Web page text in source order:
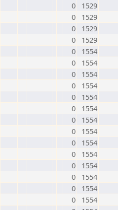
0
1529
0
1529
0
1529
0
1529
0
1554
0
1554
0
1554
0
1554
0
1554
0
1554
0
1554
0
1554
0
1554
0
1554
0
1554
0
1554
0
1554
0
1554